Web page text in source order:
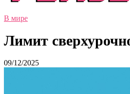
В мире
Лимит
09/12/2025